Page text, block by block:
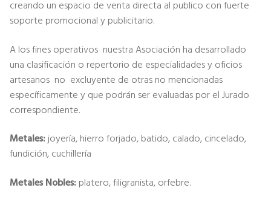
creando un espacio de venta directa al publico con fuerte
soporte promocional y publicitario.
A los fines operativos nuestra Asociación ha desarrollado
una clasificación o repertorio de especialidades y oficios
artesanos no excluyente de otras no mencionadas
específicamente y que podrán ser evaluadas por el Jurado
correspondiente.
Metales: joyería, hierro forjado, batido, calado, cincelado,
fundición, cuchillería
Metales Nobles: platero, filigranista, orfebre.